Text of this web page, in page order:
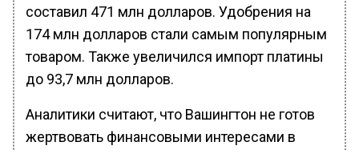
составил 471 млн долларов. Удобрения на
174 млн долларов стали самым популярным
товаром. Также увеличился импорт платины
до 93,7 млн долларов.
Аналитики считают, что Вашингтон не готов
жертвовать финансовыми интересами в